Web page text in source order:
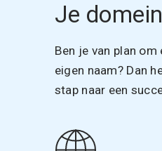
Je
Ben je van plan
eigen naam? Dan
stap naar een